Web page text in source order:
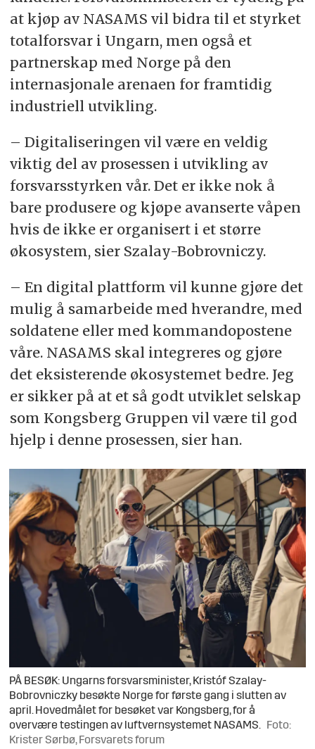
at kjøp av NASAMS vil bidra til et styrket
totalforsvar i Ungarn, men også et
partnerskap med Norge på den
internasjonale arenaen for framtidig
industriell utvikling.
– Digitaliseringen vil være en veldig
viktig del av prosessen i utvikling av
forsvarsstyrken vår. Det er ikke nok å
bare produsere og kjøpe avanserte våpen
hvis de ikke er organisert i et større
økosystem, sier Szalay-Bobrovniczy.
– En digital plattform vil kunne gjøre det
mulig å samarbeide med hverandre, med
soldatene eller med kommandopostene
våre. NASAMS skal integreres og gjøre
det eksisterende økosystemet bedre. Jeg
er sikker på at et så godt utviklet selskap
som Kongsberg Gruppen vil være til god
hjelp i denne prosessen, sier han.
PÅ BESØK: Ungarns forsvarsminister, Kristóf Szalay-
Bobrovniczky besøkte Norge for første gang i slutten av
april. Hovedmålet for besøket var Kongsberg, for å
overvære testingen av luftvernsystemet NASAMS. Foto:
Krister Sørbø, Forsvarets forum